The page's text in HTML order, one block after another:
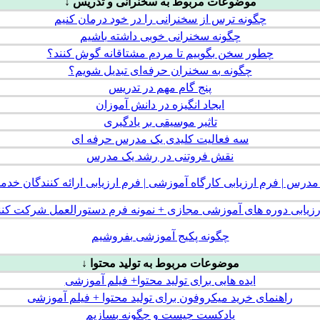
چگونه ترس از سخنرانی را در خود درمان کنیم
چگونه سخنرانی خوبی داشته باشیم
چطور سخن بگوییم تا مردم مشتاقانه گوش کنند؟
چگونه به سخنران حرفه‌ای تبدیل شویم؟
پنج گام مهم در تدریس
ایجاد انگیزه در دانش آموزان
تاثیر موسیقی بر یادگیری
سه فعالیت کلیدی یک مدرس حرفه ای
نقش فروتنی در رشد یک مدرس
مدرس | فرم ارزیابی کارگاه آموزشی | فرم ارزيابی ارائه كنندگان
دوره های آموزشی مجازی + نمونه فرم دستورالعمل شرکت
چگونه پکیج آموزشی بفروشیم
موضوعات مربوط به تولید محتوا ↓
ایده هایی برای تولید محتوا+ فیلم آموزشی
راهنمای خرید میکروفون برای تولید محتوا + فیلم آموزشی
پادکست چیست و چگونه بسازیم